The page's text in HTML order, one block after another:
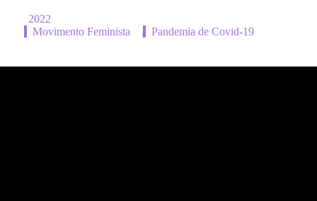
2022
Movimento Feminista
, Pandemia de Covid-19